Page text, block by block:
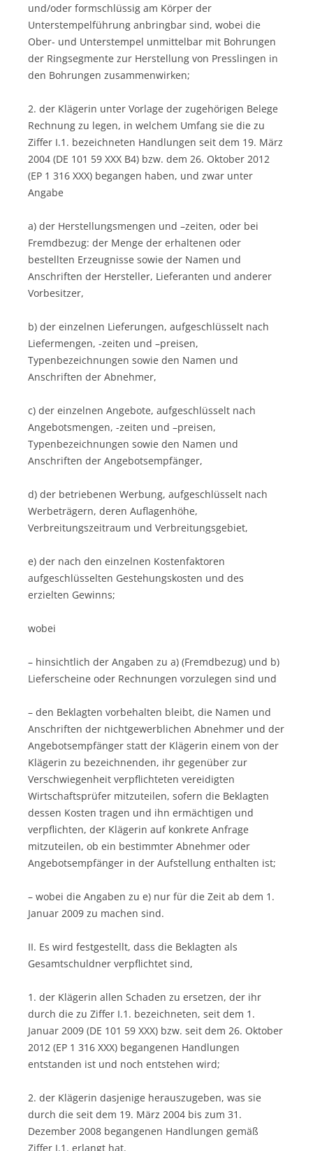
und/oder formschlüssig am Körper der
Unterstempelführung anbringbar sind, wobei die
Ober- und Unterstempel unmittelbar mit Bohrungen
der Ringsegmente zur Herstellung von Presslingen in
den Bohrungen zusammenwirken;
2. der Klägerin unter Vorlage der zugehörigen Belege
Rechnung zu legen, in welchem Umfang sie die zu
Ziffer I.1. bezeichneten Handlungen seit dem 19. März
2004 (DE 101 59 XXX B4) bzw. dem 26. Oktober 2012
(EP 1 316 XXX) begangen haben, und zwar unter
Angabe
a) der Herstellungsmengen und –zeiten, oder bei
Fremdbezug: der Menge der erhaltenen oder
bestellten Erzeugnisse sowie der Namen und
Anschriften der Hersteller, Lieferanten und anderer
Vorbesitzer,
b) der einzelnen Lieferungen, aufgeschlüsselt nach
Liefermengen, -zeiten und –preisen,
Typenbezeichnungen sowie den Namen und
Anschriften der Abnehmer,
c) der einzelnen Angebote, aufgeschlüsselt nach
Angebotsmengen, -zeiten und –preisen,
Typenbezeichnungen sowie den Namen und
Anschriften der Angebotsempfänger,
d) der betriebenen Werbung, aufgeschlüsselt nach
Werbeträgern, deren Auflagenhöhe,
Verbreitungszeitraum und Verbreitungsgebiet,
e) der nach den einzelnen Kostenfaktoren
aufgeschlüsselten Gestehungskosten und des
erzielten Gewinns;
wobei
– hinsichtlich der Angaben zu a) (Fremdbezug) und b)
Lieferscheine oder Rechnungen vorzulegen sind und
– den Beklagten vorbehalten bleibt, die Namen und
Anschriften der nichtgewerblichen Abnehmer und der
Angebotsempfänger statt der Klägerin einem von der
Klägerin zu bezeichnenden, ihr gegenüber zur
Verschwiegenheit verpflichteten vereidigten
Wirtschaftsprüfer mitzuteilen, sofern die Beklagten
dessen Kosten tragen und ihn ermächtigen und
verpflichten, der Klägerin auf konkrete Anfrage
mitzuteilen, ob ein bestimmter Abnehmer oder
Angebotsempfänger in der Aufstellung enthalten ist;
– wobei die Angaben zu e) nur für die Zeit ab dem 1.
Januar 2009 zu machen sind.
II. Es wird festgestellt, dass die Beklagten als
Gesamtschuldner verpflichtet sind,
1. der Klägerin allen Schaden zu ersetzen, der ihr
durch die zu Ziffer I.1. bezeichneten, seit dem 1.
Januar 2009 (DE 101 59 XXX) bzw. seit dem 26. Oktober
2012 (EP 1 316 XXX) begangenen Handlungen
entstanden ist und noch entstehen wird;
2. der Klägerin dasjenige herauszugeben, was sie
durch die seit dem 19. März 2004 bis zum 31.
Dezember 2008 begangenen Handlungen gemäß
Ziffer I.1. erlangt hat.